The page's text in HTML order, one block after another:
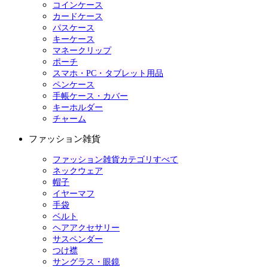
コインケース
カードケース
パスケース
キーケース
マネークリップ
ポーチ
スマホ・PC・タブレット用品
ペンケース
手帳ケース・カバー
キーホルダー
チャーム
ファッション雑貨
ファッション雑貨カテゴリすべて
ネックウェア
帽子
イヤーマフ
手袋
ベルト
ヘアアクセサリー
サスペンダー
つけ襟
サングラス・眼鏡